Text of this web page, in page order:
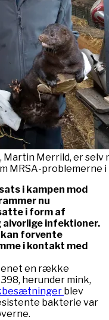
Merrild, er selv
MRSA-problemerne
i kampen mod
nu
i form af
infektioner.
forvente
i kontakt med
en række
herunder mink,
blev
bakterie var